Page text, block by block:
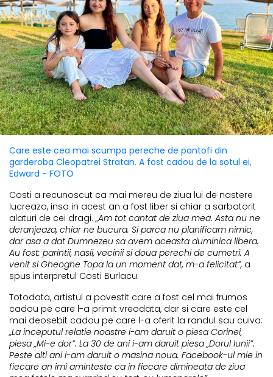
Care este cea mai scumpa pereche de pantofi din
garderoba Cleopatrei Stratan. A fost cadou de la sotul ei,
Edward - FOTO
Costi a recunoscut ca mai mereu de ziua lui de nastere
lucreaza, insa in acest an a fost liber si chiar a sarbatorit
alaturi de cei dragi. „Am tot cantat de ziua mea. Asta nu ne
deranjeaza, chiar ne bucura. Si parca nu planificam nimic,
dar asa a dat Dumnezeu sa avem aceasta duminica libera.
Au fost: parintii, nasii, vecinii si doua perechi de cumetri. A
venit si Gheoghe Topa la un moment dat, m-a felicitat”, a
spus interpretul Costi Burlacu.
Totodata, artistul a povestit care a fost cel mai frumos
cadou pe care l-a primit vreodata, dar si care este cel
mai deosebit cadou pe care l-a oferit la randul sau cuiva:
„La inceputul relatie noastre i-am daruit o piesa Corinei,
piesa „Mi-e dor”. La 30 de ani i-am daruit piesa „Dorul lunii”.
Peste alti ani i-am daruit o masina noua. Facebook-ul mie in
fiecare an imi aminteste ca in fiecare dimineata de ziua